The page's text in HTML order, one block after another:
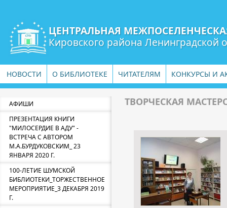
ЦЕНТРАЛЬНАЯ
Кировского района Ленинградской
НОВОСТИ О БИБЛИОТЕКЕ ЧИТАТЕЛЯМ КОНКУРСЫ И
АФИШИ
ПРЕЗЕНТАЦИЯ КНИГИ
"МИЛОСЕРДИЕ В АДУ" -
ВСТРЕЧА С АВТОРОМ
М.А.БУРДУКОВСКИМ_ 23
ЯНВАРЯ 2020 Г.
100-ЛЕТИЕ ШУМСКОЙ
БИБЛИОТЕКИ_ТОРЖЕСТВЕННОЕ
МЕРОПРИЯТИЕ_3 ДЕКАБРЯ 2019
Г.
ТВОРЧЕСКАЯ